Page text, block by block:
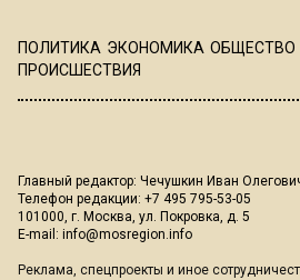
ПОЛИТИКА ЭКОНОМИКА ОБЩЕСТВО
ПРОИСШЕСТВИЯ
Главный редактор: Чечушкин Иван
Телефон редакции: +7 495 795-53-05
101000, г. Москва, ул. Покровка, д. 5
E-mail: info@mosregion.info
Реклама, спецпроекты и иное